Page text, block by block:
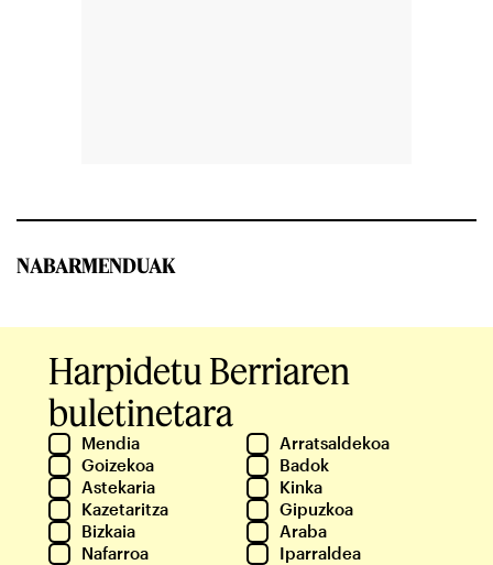
NABARMENDUAK
Harpidetu Berriaren
buletinetara
Mendia
Arratsaldekoa
Goizekoa
Badok
Astekaria
Kinka
Kazetaritza
Gipuzkoa
Bizkaia
Araba
Nafarroa
Iparraldea